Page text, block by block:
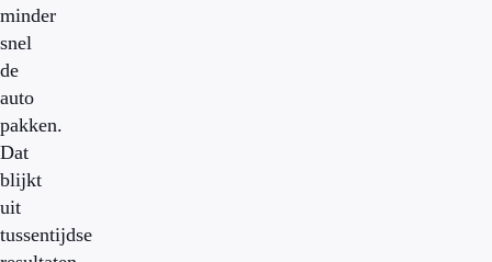
minder
snel
de
auto
pakken.
Dat
blijkt
uit
tussentijdse